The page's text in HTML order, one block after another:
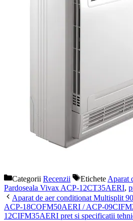
Categorii Recenzii Etichete Aparat
Pardoseala Vivax ACP-12CT35AERI,
Aparat de aer conditionat Multisplit
ACP-18COFM50AERI / ACP-
12CIFM35AERI pret si specificatii